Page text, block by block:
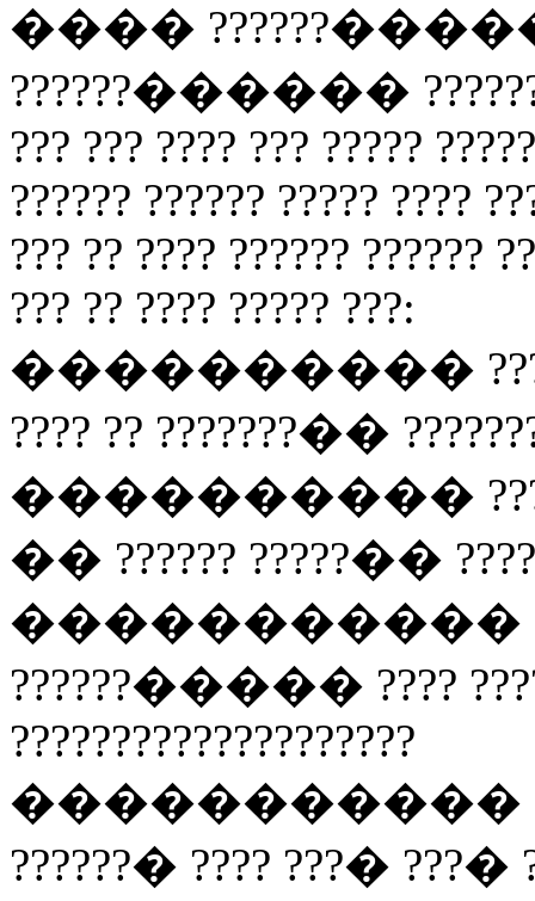
����
??????������
??? ??? ???? ??? ?????
?????? ?????? ????? ????
??? ?? ???? ?????? ??????
??? ?? ???? ????? ???:
���������� ??????
???? ?? ???????��
���������� ??? ??
�� ?????? ?????��
�����������
??????����� ????
????????????????????
����������� ???
??????� ???? ???� ???�